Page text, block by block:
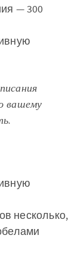
— 300
вашему
несколько,